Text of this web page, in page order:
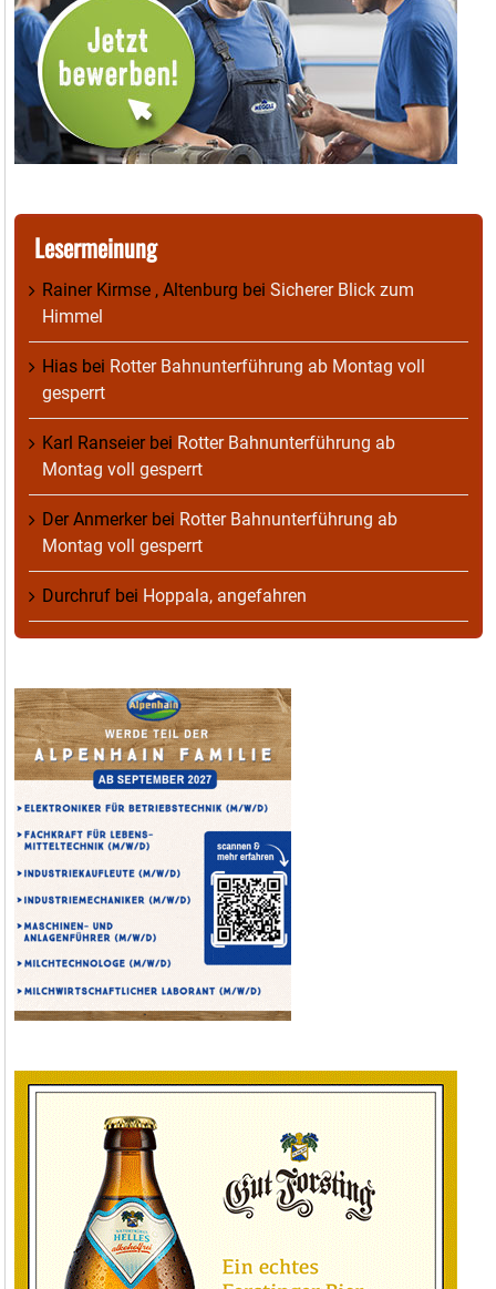
Lesermeinung
Rainer Kirmse , Altenburg bei Sicherer Blick zum
Himmel
Hias bei Rotter Bahnunterführung ab Montag voll
gesperrt
Karl Ranseierbei Rotter Bahnunterführung ab
Montag voll gesperrt
Der Anmerkerbei Rotter Bahnunterführung ab
Montag voll gesperrt
Durchruf bei Hoppala, angefahren